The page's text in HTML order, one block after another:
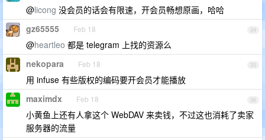
@licong 没会员的话会有限速，开会员畅想原画，哈哈
34
gz65555 Feb 18
@heartleo 都是 telegram 上找的资源么
35
nekopara Feb 18
用 infuse 有些版权的编码要开会员才能播放
36
maximdx Feb 18
小黄鱼上还有人拿这个 WebDAV 来卖钱，不过这也消耗了卖家
服务器的流量